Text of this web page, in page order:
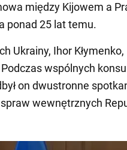
między Kijowem a
ponad 25 lat temu.
Ukrainy, Ihor Kłymenko,
Podczas wspólnych
on dwustronne
wewnętrznych